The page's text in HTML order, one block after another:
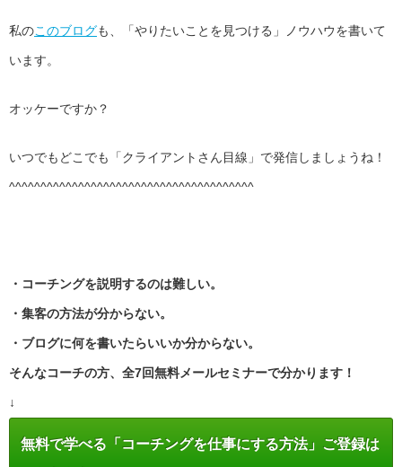
私のこのブログも、「やりたいことを見つける」ノウハウを書いて
います。
オッケーですか？
いつでもどこでも「クライアントさん目線」で発信しましょうね！
^^^^^^^^^^^^^^^^^^^^^^^^^^^^^^^^^^^^^^^
・コーチングを説明するのは難しい。
・集客の方法が分からない。
・ブログに何を書いたらいいか分からない。
そんなコーチの方、全7回無料メールセミナーで分かります！
↓
無料で学べる「コーチングを仕事にする方法」ご登録は